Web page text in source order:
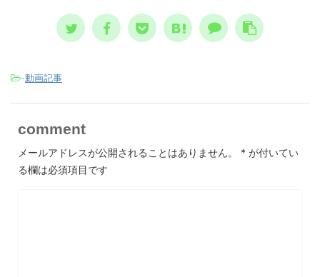
-動画記事
comment
メールアドレスが公開されることはありません。 * が付いてい
る欄は必須項目です